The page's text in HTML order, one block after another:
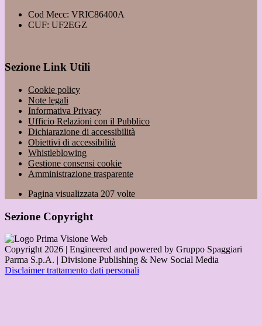
Cod Mecc: VRIC86400A
CUF: UF2EGZ
Sezione Link Utili
Cookie policy
Note legali
Informativa Privacy
Ufficio Relazioni con il Pubblico
Dichiarazione di accessibilità
Obiettivi di accessibilità
Whistleblowing
Gestione consensi cookie
Amministrazione trasparente
Pagina visualizzata 207 volte
Sezione Copyright
Copyright 2026 | Engineered and powered by Gruppo Spaggiari
Parma S.p.A. | Divisione Publishing & New Social Media
Disclaimer trattamento dati personali